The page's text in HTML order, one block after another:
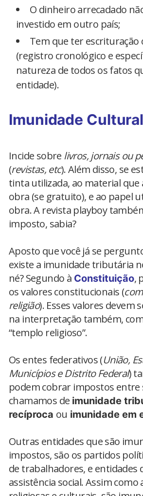
O dinheiro arrecadado
investido em outro país;
Tem que ter escrituração
(registro cronológico e
natureza de todos os fatos
entidade).
Imunidade Cultural
Incide sobre livros, jornais ou
(revistas, etc). Além disso, se
tinta utilizada, ao material que
obra (se gratuito), e ao papel
obra. A revista playboy
imposto, sabia?
Aposto que você já se
existe a imunidade tributária
né? Segundo à Constituição,
os valores constitucionais (
religião). Esses valores devem
na interpretação também,
“templo religioso”.
Os entes federativos (União,
Municípios e Distrito Federal)
podem cobrar impostos entre
chamamos de imunidade
recíproca ou imunidade em
Outras entidades que são
impostos, são os partidos
de trabalhadores, e entidades
assistência social. Assim como